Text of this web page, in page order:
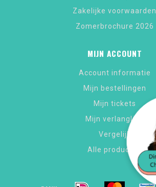
Zakelijke voorwaarden
Zomerbrochure 2026
MIJN ACCOUNT
Account informatie
Mijn bestellingen
Mijn tickets
Mijn verlanglijst
Vergelijk
Alle producten